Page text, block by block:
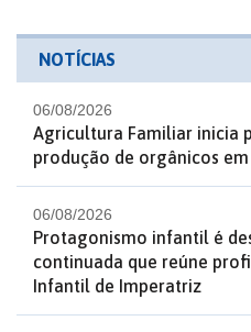
NOTÍCIAS
06/08/2026
Agricultura Familiar inicia
produção de orgânicos
06/08/2026
Protagonismo infantil é
continuada que reúne
Infantil de Imperatriz